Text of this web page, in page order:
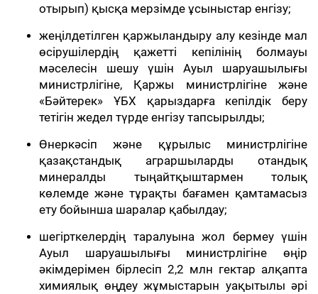
отырып) қысқа мерзімде ұсыныстар енгізу;
жеңілдетілген қаржыландыру алу кезінде мал
өсірушілердің қажетті кепілінің болмауы
мәселесін шешу үшін Ауыл шаруашылығы
министрлігіне, Қаржы министрлігіне және
«Бәйтерек» ҰБХ қарыздарға кепілдік беру
тетігін жедел түрде енгізу тапсырылды;
Өнеркәсіп және құрылыс министрлігіне
қазақстандық аграршыларды отандық
минералды тыңайтқыштармен толық
көлемде және тұрақты бағамен қамтамасыз
ету бойынша шаралар қабылдау;
шегірткелердің таралуына жол бермеу үшін
Ауыл шаруашылығы министрлігіне өңір
әкімдерімен бірлесіп 2,2 млн гектар алқапта
химиялық өңдеу жұмыстарын уақытылы әрі